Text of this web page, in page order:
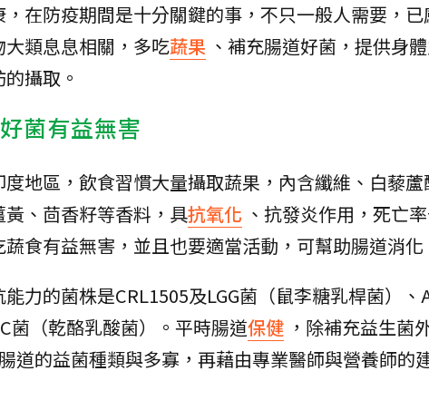
在防疫期間是十分關鍵的事，不只一般人需要，
類息息相關，多吃蔬果 、補充腸道好菌，提供身
攝取。
菌有益無害
地區，飲食習慣大量攝取蔬果，內含纖維、白藜蘆
、茴香籽等香料，具抗氧化 、抗發炎作用，死亡
食有益無害，並且也要適當活動，可幫助腸道消化
力的菌株是CRL1505及LGG菌（鼠李糖乳桿菌）、
菌（乾酪乳酸菌）。平時腸道保健 ，除補充益生菌
道的益菌種類與多寡，再藉由專業醫師與營養師的